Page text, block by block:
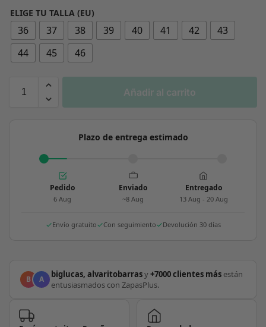
ELIGE TU TALLA (EU)
36 37 38 39 40 41 42
43
44
45 46
Añadir al carrito
Plazo de entrega estimado
Pedido
6 Aug
Enviado
~8 Aug
Entregado
13 Aug - 20 Aug
Envío gratuito Con seguimiento Devolución 30 días
B A biglucas, alvaritobarrasy+7000 clientes más están
entusiasmados con ZapasPlus.